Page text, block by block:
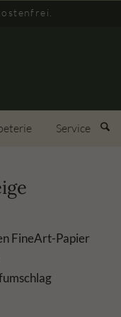
Service
FineArt-Papier